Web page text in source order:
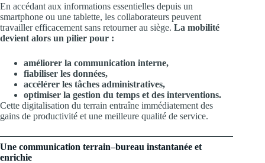
En accédant aux informations essentielles depuis un
smartphone ou une tablette, les collaborateurs peuvent
travailler efficacement sans retourner au siège. La mobilité
devient alors un pilier pour :
améliorer la communication interne,
fiabiliser les données,
accélérer les tâches administratives,
optimiser la gestion du temps et des interventions.
Cette digitalisation du terrain entraîne immédiatement des
gains de productivité et une meilleure qualité de service.
Une communication terrain–bureau instantanée et
enrichie